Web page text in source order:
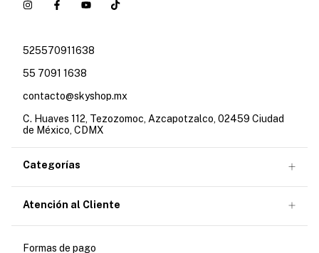
525570911638
55 7091 1638
contacto@skyshop.mx
C. Huaves 112, Tezozomoc, Azcapotzalco, 02459 Ciudad
de México, CDMX
Categorías
Atención al Cliente
Formas de pago